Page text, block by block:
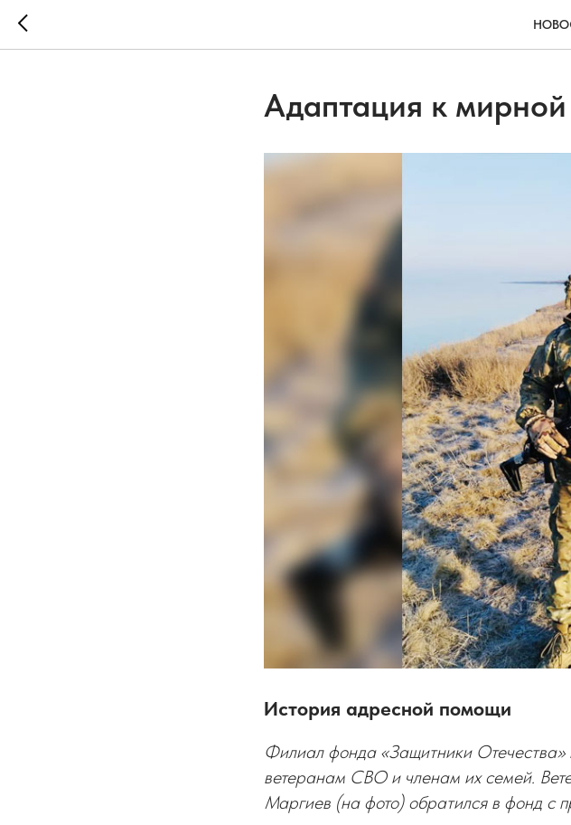
Адаптация к
История адресной помощи
Филиал фонда «Защитники Отечества»
ветеранам СВО и членам их семей.
Маргиев (на фото) обратился в фонд с